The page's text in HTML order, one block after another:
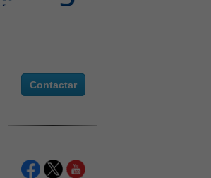
Contactar